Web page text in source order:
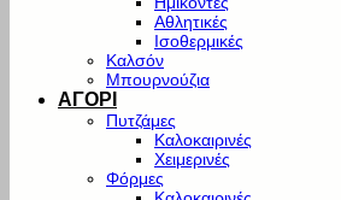
Αθλητικές
Ισοθερμικές
Καλσόν
Μπουρνούζια
ΑΓΟΡΙ
Πυτζάμες
Καλοκαιρινές
Χειμερινές
Φόρμες